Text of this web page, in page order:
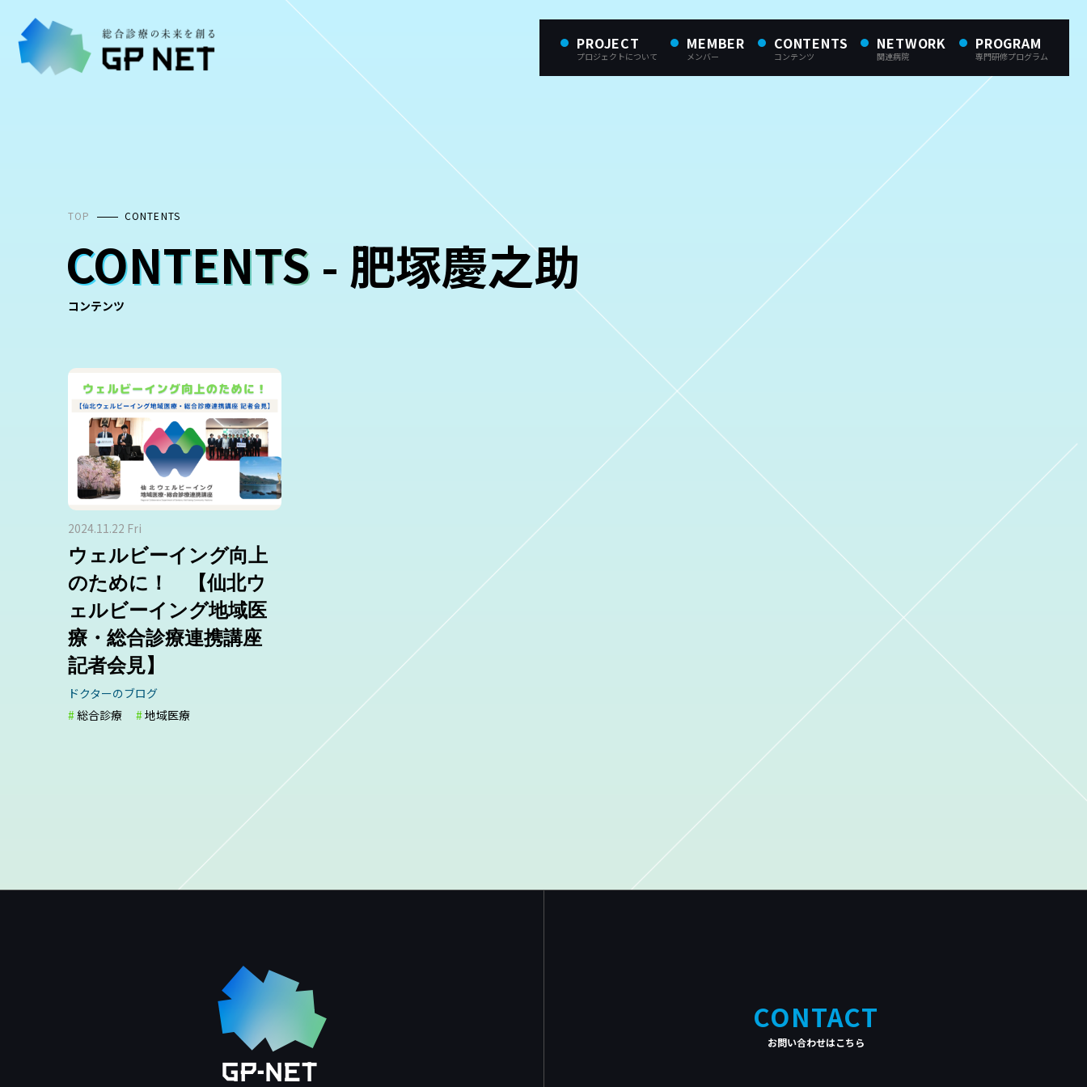
PROJECT
プロジェクトについて
MEMBER
メンバー
CONTENTS
コンテンツ
NETWORK
関連病院
PROGRAM
専門研修プログラム
TOP CONTENTS
CONTENTS - 肥塚慶之助
コンテンツ
2024.11.22 Fri
ウェルビーイング向上
のために！ 【仙北ウ
ェルビーイング地域医
療・総合診療連携講座
記者会見】
ドクターのブログ
総合診療
地域医療
CONTACT
お問い合わせはこちら